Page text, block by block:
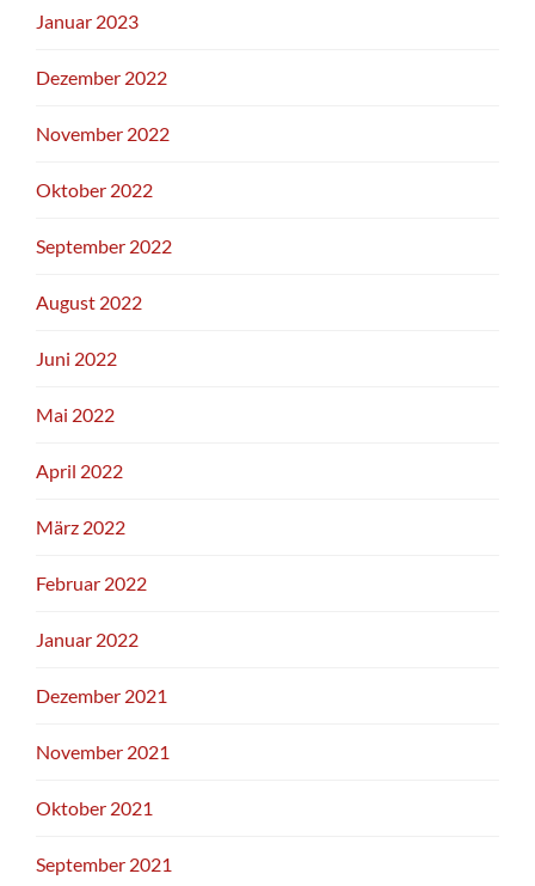
Januar 2023
Dezember 2022
November 2022
Oktober 2022
September 2022
August 2022
Juni 2022
Mai 2022
April 2022
März 2022
Februar 2022
Januar 2022
Dezember 2021
November 2021
Oktober 2021
September 2021